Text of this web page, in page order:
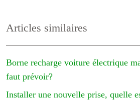
Articles similaires
Borne recharge voiture électrique
faut prévoir?
Installer une nouvelle prise, quelle